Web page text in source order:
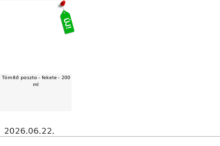
Tömítő paszta - fekete - 200
ml
2026.06.22.